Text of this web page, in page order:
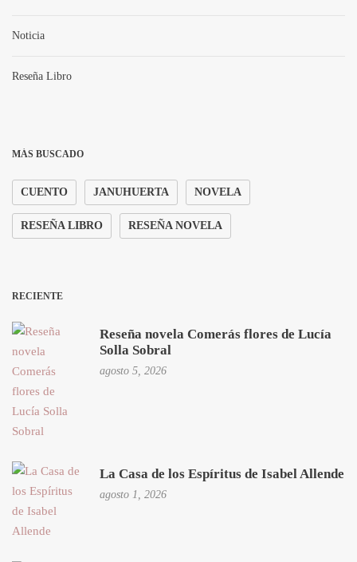
Noticia
Reseña Libro
MÁS BUSCADO
CUENTO JANUHUERTA NOVELA
RESEÑA LIBRO RESEÑA NOVELA
RECIENTE
Reseña novela Comerás flores de Lucía
Solla Sobral
agosto 5, 2026
La Casa de los Espíritus de Isabel Allende
agosto 1, 2026